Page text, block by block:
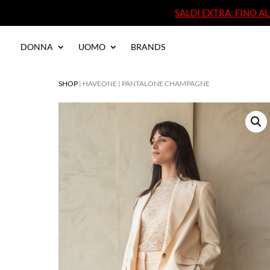
SALDI EXTRA: FINO
SALDI EXTRA: FINO
DONNA UOMO BRANDS
DONNA UOMO BRANDS
SHOP | HAVEONE | PANTALONE CHAMPAGNE